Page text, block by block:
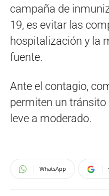
campaña de
19, es evitar las
hospitalización y la
fuente.
Ante el contagio,
permiten un
leve a moderado.
WhatsApp